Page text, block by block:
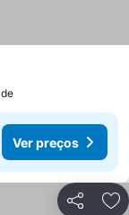
Ver preços
Partilhar